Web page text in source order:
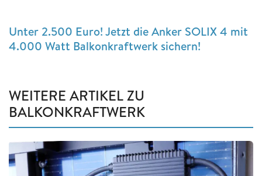
Unter 2.500 Euro! Jetzt die Anker SOLIX 4 mit
4.000 Watt Balkonkraftwerk sichern!
WEITERE ARTIKEL ZU
BALKONKRAFTWERK